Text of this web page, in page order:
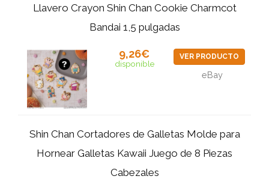
Llavero Crayon Shin Chan Cookie Charmcot
Bandai 1,5 pulgadas
9,26€
disponible
VER PRODUCTO
eBay
Shin Chan Cortadores de Galletas Molde para
Hornear Galletas Kawaii Juego de 8 Piezas
Cabezales